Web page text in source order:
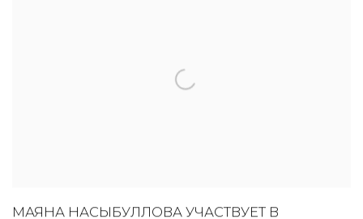
МАЯНА НАСЫБУЛЛОВА УЧАСТВУЕТ В